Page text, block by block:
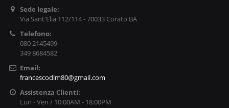
Sede legale:
Via Sant'Elia 112/114 - 70033 Corato BA
Telefono:
080 2145499
349 8684582
Email:
francescodlm80@gmail.com
Assistenza Clienti:
Lun - Ven / 10:00AM - 18:00PM